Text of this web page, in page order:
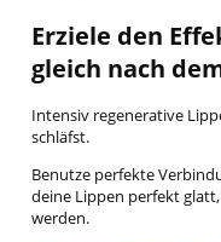
Erziele den
gleich nach
Intensiv regenerative
schläfst.
Benutze perfekte
deine Lippen perfekt
werden.